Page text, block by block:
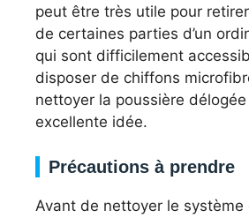
peut être très utile pour
de certaines parties d’un
qui sont difficilement
disposer de chiffons
nettoyer la poussière
excellente idée.
Précautions à prendre
Avant de nettoyer le